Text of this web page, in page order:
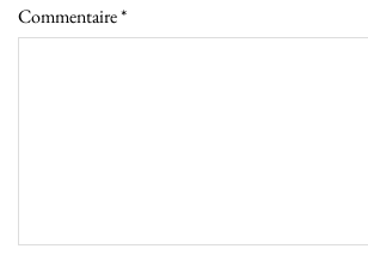
Commentaire*